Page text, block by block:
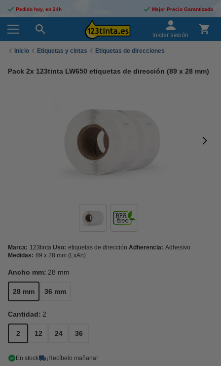
Pedido hoy, en 24h Mejor Precio Garantizado
Iniciar sesión
Inicio Etiquetas y cintas Etiquetas de direcciones
Pack 2x 123tinta LW650 etiquetas de dirección (89 x 28 mm)
Marca: 123tinta Uso: etiquetas de dirección Adherencia: Adhesivo
Medidas: 89 x 28 mm (LxAn)
Ancho mm: 28 mm
28 mm 36 mm
Cantidad: 2
2 12 24 36
En stock ¡Recíbelo mañana!